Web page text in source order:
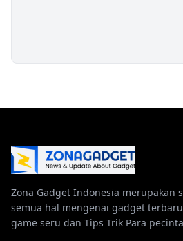
Zona Gadget Indonesia merupakan
semua hal mengenai gadget
game seru dan Tips Trik Para